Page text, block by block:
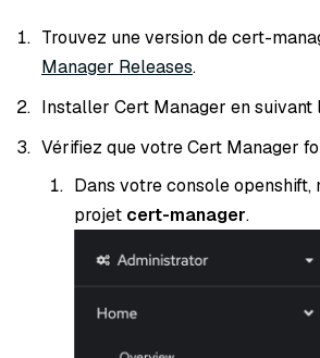
Trouvez une version de cert-
Manager Releases.
Installer Cert Manager en suivant
Vérifiez que votre Cert Manager
Dans votre console openshift,
projet cert-manager.